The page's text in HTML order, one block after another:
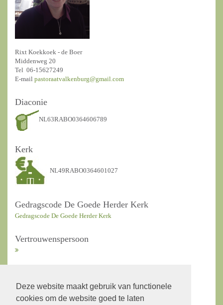
Deze website maakt gebruik van functionele
cookies om de website goed te laten
Rixt Koekkoek - de Boer
Middenweg 20
Tel 06-15627249
E-mail pastoraatvalkenburg@gmail.com
Diaconie
NL63RABO0364606789
Kerk
NL49RABO0364601027
Gedragscode De Goede Herder Kerk
Gedragscode De Goede Herder Kerk
Vertrouwenspersoon